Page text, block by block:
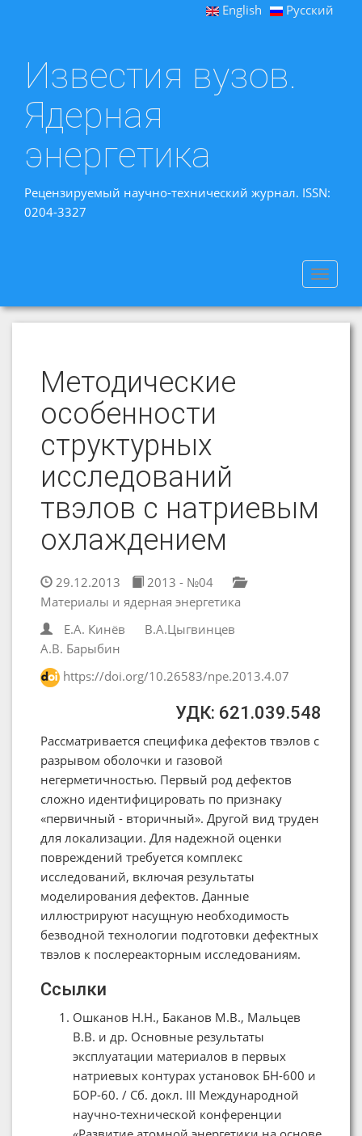
English Русский
Известия вузов.
Ядерная
энергетика
Рецензируемый научно-технический журнал. ISSN:
0204-3327
Toggle
Методические
особенности
структурных
исследований
твэлов с натриевым
охлаждением
29.12.2013
2013 - №04
Материалы и ядерная энергетика
Е.А. Кинёв
В.А.Цыгвинцев
А.В. Барыбин
https://doi.org/10.26583/npe.2013.4.07
УДК: 621.039.548
Рассматривается специфика дефектов твэлов с
разрывом оболочки и газовой
негерметичностью. Первый род дефектов
сложно идентифицировать по признаку
«первичный - вторичный». Другой вид труден
для локализации. Для надежной оценки
повреждений требуется комплекс
исследований, включая результаты
моделирования дефектов. Данные
иллюстрируют насущную необходимость
безводной технологии подготовки дефектных
твэлов к послереакторным исследованиям.
Ссылки
Ошканов Н.Н., Баканов М.В., Мальцев
В.В. и др. Основные результаты
эксплуатации материалов в первых
натриевых контурах установок БН-600 и
БОР-60. / Сб. докл. III Международной
научно-технической конференции